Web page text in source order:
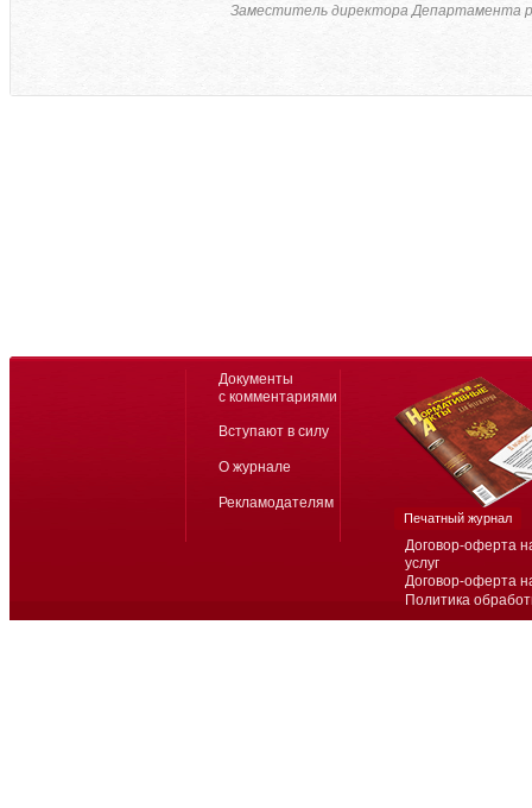
Заместитель директора Департамента
Договор-оферта
услуг
Договор-оферта
Политика
Документы
с комментариями
Вступают в силу
О журнале
Рекламодателям
Печатный журнал